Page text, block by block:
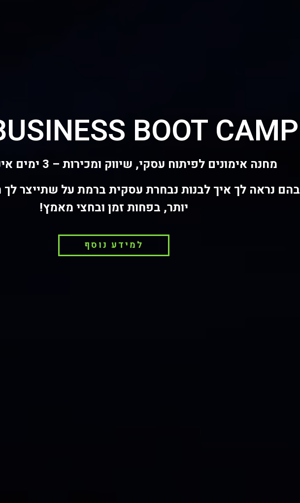
BOOT CAMP
מחנה אימונים לפיתוח עסקי, שיווק ומכירות – 3 ימים אינטנסיביים
בהם נראה לך איך לבנות נבחרת עסקית ברמת על שתייצר לך
יותר, בפחות זמן ובחצי מאמץ!
למידע נוסף